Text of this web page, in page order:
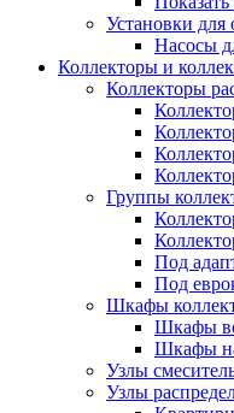
Установки для
Насосы
Коллекторы и
Коллекторы
Группы
Под
Под
Шкафы
Шкафы
Шкафы
Узлы
Узлы